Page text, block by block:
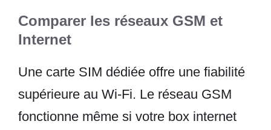
Comparer les réseaux GSM et
Internet
Une carte SIM dédiée offre une fiabilité
supérieure au Wi-Fi. Le réseau GSM
fonctionne même si votre box internet